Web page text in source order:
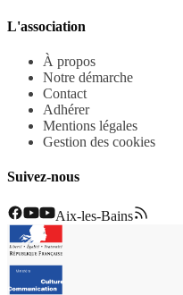
L'association
À propos
Notre démarche
Contact
Adhérer
Mentions légales
Gestion des cookies
Suivez-nous
Aix-les-Bains